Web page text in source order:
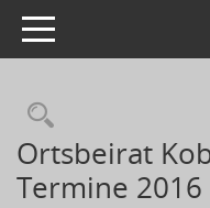
Toggle navigation
Ortsbeirat
Termine 2016